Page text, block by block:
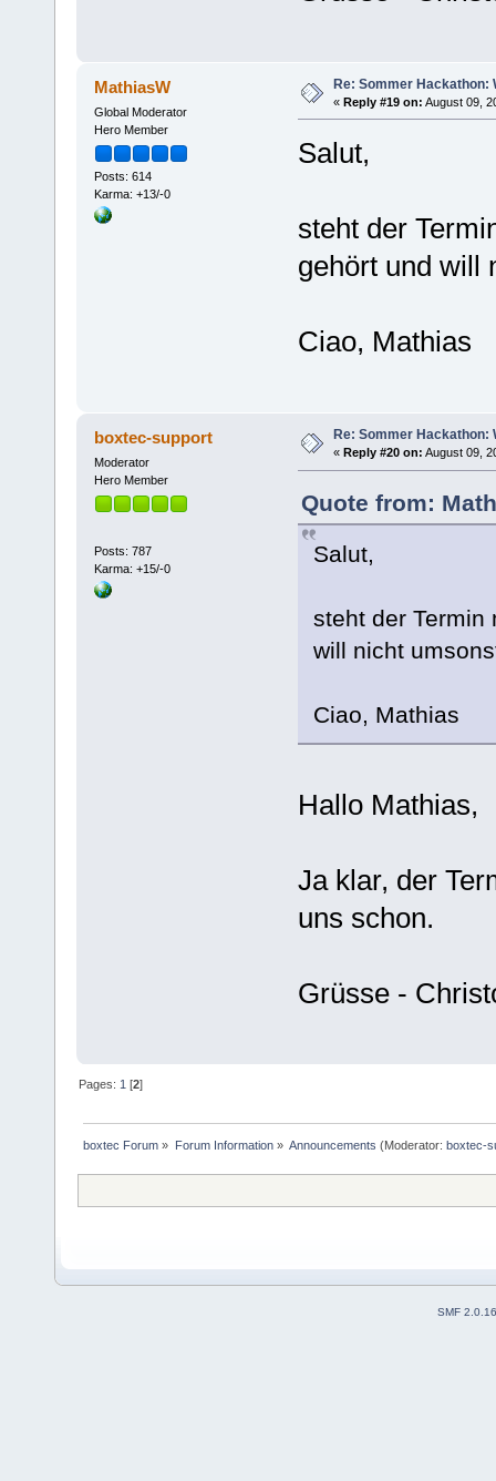
MathiasW
Global Moderator
Hero Member
Posts: 614
Karma: +13/-0
Re: Sommer
« Reply #19 on: August 09,
Salut,
steht der
gehört und will
Ciao, Mathias
boxtec-support
Moderator
Hero Member
Posts: 787
Karma: +15/-0
Re: Sommer
« Reply #20 on: August 09,
Quote from:
Salut,
steht der Termin
will nicht
Ciao, Mathias
Hallo Mathias,
Ja klar, der
uns schon.
Grüsse -
Pages: 1 [2]
boxtec Forum » Forum Information» Announcements (Moderator: boxtec-
SMF 2.0.16